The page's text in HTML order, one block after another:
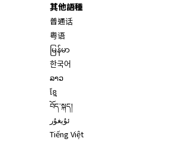
其他語種
普通话
粤语
မြန်မာ
한국어
ລາວ
ខ្មែ
བོད་སྐད།
ئۇيغۇر
Tiếng Việt